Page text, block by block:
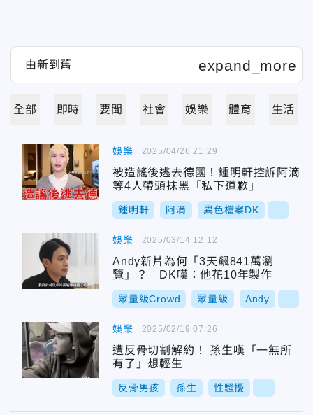
全部 即時 要聞 社會 娛樂 體育 生活
娛樂
被造謠後逃去德國！鍾明軒控訴阿滴
等4人帶頭抹黑「私下道歉」
鍾明軒 阿滴 異色檔案DK
2025/04/26 21:29
娛樂
Andy新片為何「3天飆841萬瀏
覽」？ DK嘆：他花10年製作
眾量級Crowd 眾量級 Andy
2025/03/14 12:12
娛樂
遭反骨切割解約！ 孫生嘆「一無所
有了」想輕生
反骨男孩 孫生 性騷擾
2025/02/19 07:26